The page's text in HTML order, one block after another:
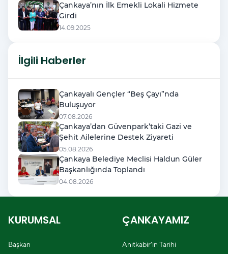
Çankaya’nın İlk Emekli Lokali Hizmete
Girdi
14.09.2025
İlgili Haberler
Çankayalı Gençler “Beş Çayı”nda
Buluşuyor
07.08.2026
Çankaya’dan Güvenpark’taki Gazi ve
Şehit Ailelerine Destek Ziyareti
05.08.2026
Çankaya Belediye Meclisi Haldun Güler
Başkanlığında Toplandı
04.08.2026
KURUMSAL
Başkan
ÇANKAYAMIZ
Anıtkabir'in Tarihi